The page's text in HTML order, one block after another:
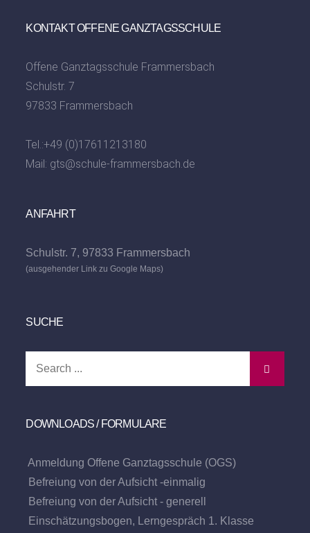
KONTAKT OFFENE GANZTAGSSCHULE
Offene Ganztagsschule Frammersbach
Schulstr. 7
97833 Frammersbach
Tel.:+49 (0)17611213180
Mail: gts@schule-frammersbach.de
ANFAHRT
Schulstr. 7, 97833 Frammersbach
(ausgehender Link zu Google Maps)
SUCHE
DOWNLOADS / FORMULARE
Anmeldung Offene Ganztagsschule (OGS)
Befreiung von der Aufsicht -einmalig
Befreiung von der Aufsicht - generell
Einschätzungsbogen, Lerngespräch 1. Klasse